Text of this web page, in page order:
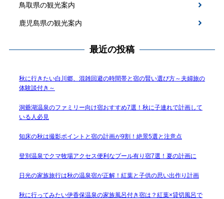
鳥取県の観光案内
鹿児島県の観光案内
最近の投稿
秋に行きたい白川郷、混雑回避の時間帯と宿の賢い選び方～夫婦旅の
体験談付き～
洞爺湖温泉のファミリー向け宿おすすめ7選！秋に子連れで計画して
いる人必見
知床の秋は撮影ポイントと宿の計画が9割！絶景5選と注意点
登別温泉でクマ牧場アクセス便利なプール有り宿7選！夏の計画に
日光の家族旅行は秋の温泉宿が正解！紅葉と子供の思い出作り計画
秋に行ってみたい伊香保温泉の家族風呂付き宿は？紅葉×貸切風呂で